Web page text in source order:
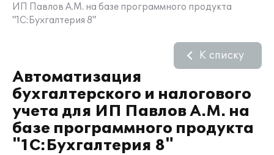
ИП Павлов А.М. на базе программного продукта
"1С:Бухгалтерия 8"
Автоматизация
бухгалтерского и налогового
учета для ИП Павлов А.М. на
базе программного продукта
"1С:Бухгалтерия 8"
К списку